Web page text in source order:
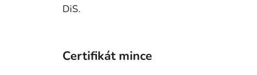
DiS.
Certifikát mince